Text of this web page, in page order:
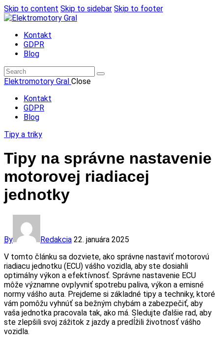
Skip to content Skip to sidebar Skip to footer
Kontakt
GDPR
Blog
Elektromotory Gral Close
Kontakt
GDPR
Blog
Tipy a triky
Tipy na správne nastavenie
motorovej riadiacej
jednotky
By Redakcia 22. januára 2025
V tomto článku sa dozviete, ako správne nastaviť motorovú
riadiacu jednotku (ECU) vášho vozidla, aby ste dosiahli
optimálny výkon a efektívnosť. Správne nastavenie ECU
môže významne ovplyvniť spotrebu paliva, výkon a emisné
normy vášho auta. Prejdeme si základné tipy a techniky, ktoré
vám pomôžu vyhnúť sa bežným chybám a zabezpečiť, aby
vaša jednotka pracovala tak, ako má. Sledujte ďalšie rad, aby
ste zlepšili svoj zážitok z jazdy a predĺžili životnosť vášho
vozidla.